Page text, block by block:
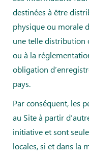
destinées à être
physique ou morale
une telle distribution
ou à la
obligation
pays.
Par conséquent, les
au Site à partir
initiative et sont
locales, si et dans la